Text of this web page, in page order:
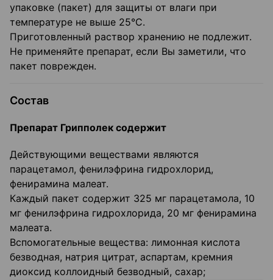
упаковке (пакет) для защиты от влаги при
температуре не выше 25°C.
Приготовленный раствор хранению не подлежит.
Не применяйте препарат, если Вы заметили, что
пакет поврежден.
Состав
Препарат Грипполек содержит
Действующими веществами являются
парацетамол, фенилэфрина гидрохлорид,
фенирамина малеат.
Каждый пакет содержит 325 мг парацетамола, 10
мг фенилэфрина гидрохлорида, 20 мг фенирамина
малеата.
Вспомогательные вещества: лимонная кислота
безводная, натрия цитрат, аспартам, кремния
диоксид коллоидный безводный, сахар;